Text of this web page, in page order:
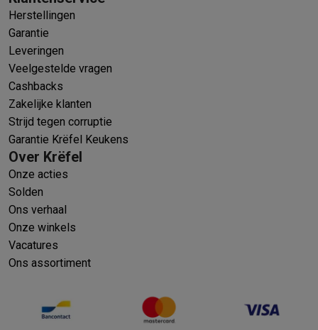
Herstellingen
Garantie
Leveringen
Veelgestelde vragen
Cashbacks
Zakelijke klanten
Strijd tegen corruptie
Garantie Krëfel Keukens
Over Krëfel
Onze acties
Solden
Ons verhaal
Onze winkels
Vacatures
Ons assortiment